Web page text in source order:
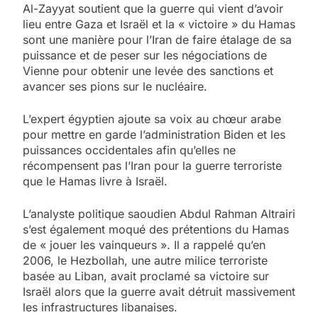
Al-Zayyat soutient que la guerre qui vient d’avoir
lieu entre Gaza et Israël et la « victoire » du Hamas
sont une manière pour l’Iran de faire étalage de sa
puissance et de peser sur les négociations de
Vienne pour obtenir une levée des sanctions et
avancer ses pions sur le nucléaire.
L’expert égyptien ajoute sa voix au chœur arabe
pour mettre en garde l’administration Biden et les
puissances occidentales afin qu’elles ne
récompensent pas l’Iran pour la guerre terroriste
que le Hamas livre à Israël.
L’analyste politique saoudien Abdul Rahman Altrairi
s’est également moqué des prétentions du Hamas
de « jouer les vainqueurs ». Il a rappelé qu’en
2006, le Hezbollah, une autre milice terroriste
basée au Liban, avait proclamé sa victoire sur
Israël alors que la guerre avait détruit massivement
les infrastructures libanaises.